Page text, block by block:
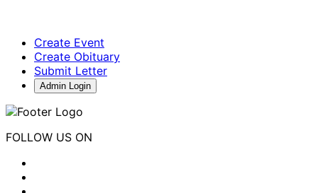
Create Event
Create Obituary
Submit Letter
Admin Login
FOLLOW US ON